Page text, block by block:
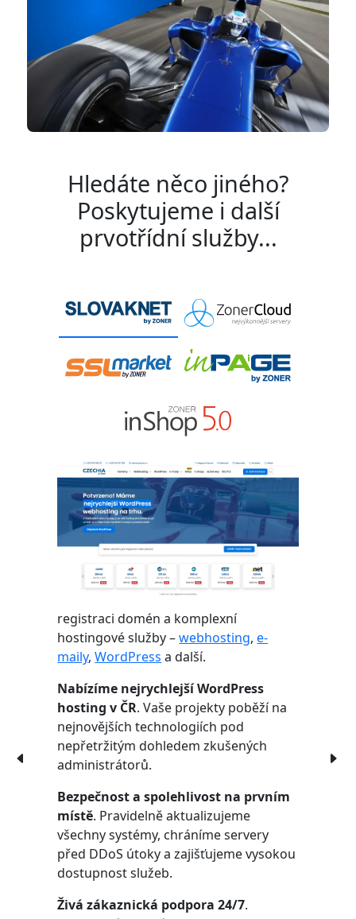
Hledáte něco jiného?
Poskytujeme i další
prvotřídní služby...
registraci domén a komplexní
hostingové služby –webhosting,e-
maily,WordPress a další.
Nabízíme nejrychlejší WordPress
hosting v ČR. Vaše projekty poběží na
nejnovějších technologiích pod
nepřetržitým dohledem zkušených
administrátorů.
Bezpečnost a spolehlivost na prvním
místě. Pravidelně aktualizujeme
všechny systémy, chráníme servery
před DDoS útoky a zajišťujeme vysokou
dostupnost služeb.
Živá zákaznická podpora 24/7.